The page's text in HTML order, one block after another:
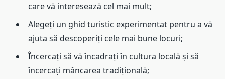
care vă interesează cel mai mult;
Alegeți un ghid turistic experimentat pentru a vă
ajuta să descoperiți cele mai bune locuri;
Încercați să vă încadrați în cultura locală și să
încercați mâncarea tradițională;